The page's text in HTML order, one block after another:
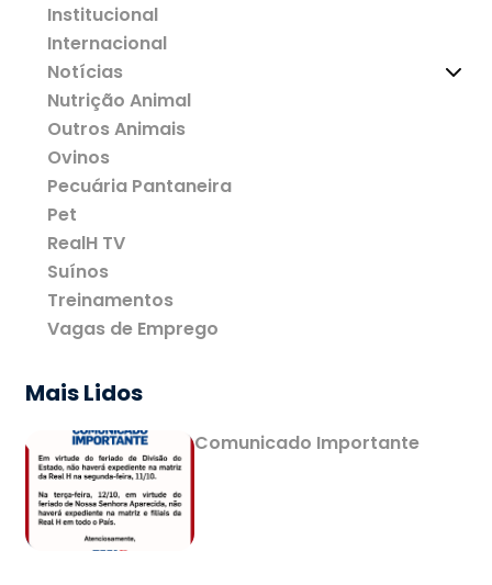
Institucional
Internacional
Notícias
Nutrição Animal
Outros Animais
Ovinos
Pecuária Pantaneira
Pet
RealH TV
Suínos
Treinamentos
Vagas de Emprego
Mais Lidos
Comunicado Importante